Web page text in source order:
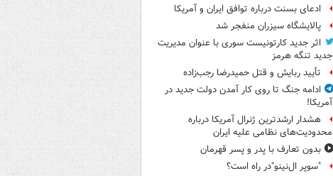
ادعای بسنت درباره توافق ایران و آمریکا
پالایشگاه سیزران منفجر شد
اثر جدید کارتونیست سوری با عنوان مدیریت
جدید تنگه هرمز
تأیید ربایش و قتل حمیدرضا رجب‌زاده
ادامه جنگ تا روی کار آمدن دولت جدید در
آمریکا!
هشدار ارشدترین ژنرال آمریکا درباره
محدودیت‌های نظامی علیه ایران
بدون تعارف با پدر و پسر قهرمان
"سوپر ال‌نینو"در راه است؟